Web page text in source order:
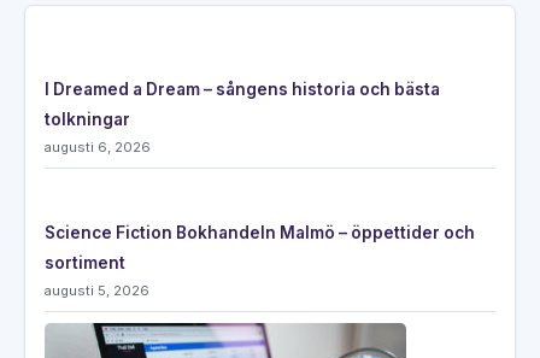
I Dreamed a Dream – sångens historia och bästa
tolkningar
augusti 6, 2026
Science Fiction Bokhandeln Malmö – öppettider och
sortiment
augusti 5, 2026